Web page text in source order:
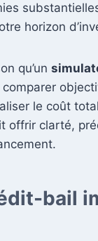
horizon
qu’un
le coût
offrir clarté,
bail